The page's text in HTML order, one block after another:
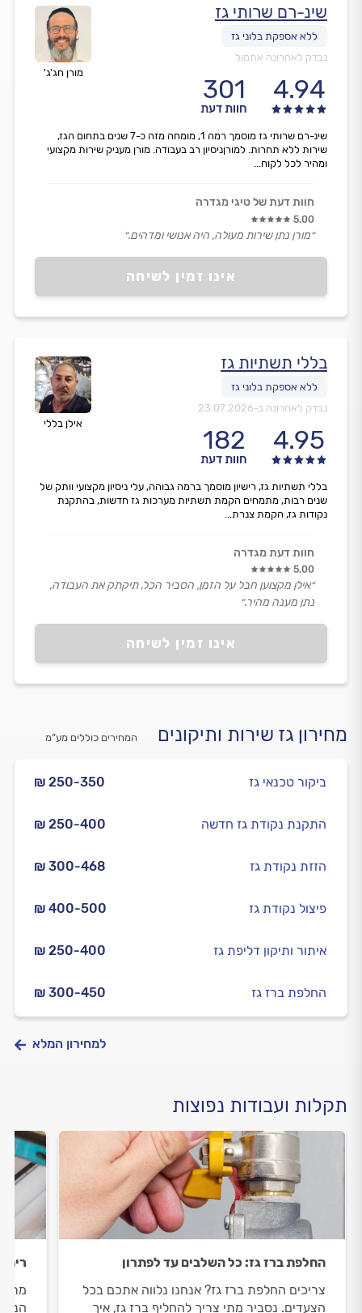
מורן חג'ג'
שינ-רם שרותי גז
נבדק לאחרונה אתמול
4.94
301
חוות דעת
אינו זמין לשיחה
שינ-רם שרותי גז מוסמך רמה 1, מומחה מזה כ-7 שנים בתחום הגז,
שירות ללא תחרות. למורןניסיון רב בעבודה. מורן מעניק שירות מקצועי
ומהיר לכל לקוח...
חוות דעת של טיגי מגדרה
5.00
״מורן נתן שירות מעולה, היה אנושי ומדהים.״
אילן בללי
בללי תשתיות גז
נבדק לאחרונה ב-23.07.2026
4.95
182
חוות דעת
אינו זמין לשיחה
בללי תשתיות גז, רישיון מוסמך ברמה גבוהה, עלי ניסיון מקצועי וותק של
שנים רבות, מתמחים הקמת תשתיות מערכות גז חדשות, בהתקנת
נקודות גז, הקמת צנרת...
חוות דעת מגדרה
5.00
״אילן מקצוען חבל על הזמן, הסביר הכל, תיקתק את העבודה,
נתן מענה מהיר.״
מחירון גז שירות ותיקונים המחירים כוללים מע”מ
₪ 250-350 ביקור טכנאי גז
₪ 250-400 התקנת נקודת גז חדשה
₪ 300-468 הזזת נקודת גז
₪ 400-500 פיצול נקודת גז
₪ 250-400 איתור ותיקון דליפת גז
₪ 300-450 החלפת ברז גז
למחירון המלא
תקלות ועבודות נפוצות
החלפת ברז גז: כל השלבים עד לפתרון
צריכים החלפת ברז גז? אנחנו נלווה אתכם בכל
הצעדים. נסביר מתי צריך להחליף ברז גז, איך
ריח